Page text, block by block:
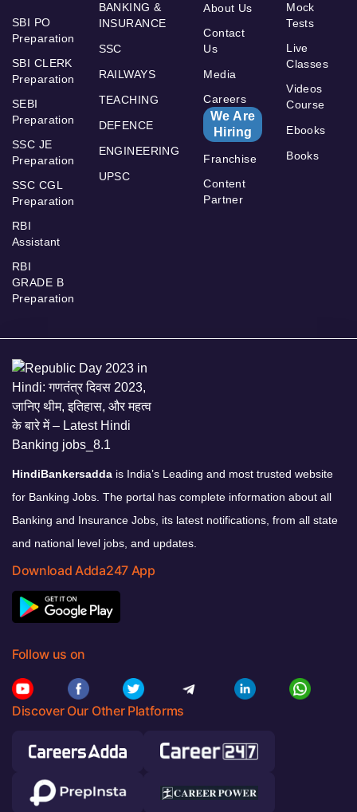
SBI PO
Preparation
SBI CLERK
Preparation
SEBI
Preparation
SSC JE
Preparation
SSC CGL
Preparation
RBI
Assistant
RBI
GRADE B
Preparation
BANKING &
INSURANCE
SSC
RAILWAYS
TEACHING
DEFENCE
ENGINEERING
UPSC
About Us
Contact
Us
Media
Careers
We Are
Hiring
Franchise
Content
Partner
Mock
Tests
Live
Classes
Videos
Course
Ebooks
Books
HindiBankersadda is India’s Leading and most trusted website
for Banking Jobs. The portal has complete information about all
Banking and Insurance Jobs, its latest notifications, from all state
and national level jobs, and updates.
Download Adda247 App
Follow us on
Discover Our Other Platforms